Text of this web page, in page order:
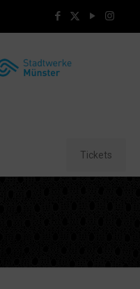
Tickets